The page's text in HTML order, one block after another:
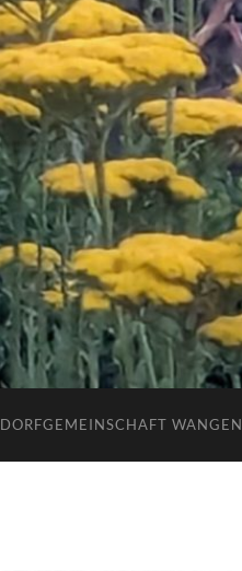
DORFGEMEINSCHAFT WANGEN